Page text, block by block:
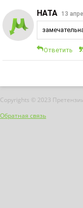
НАТА 13
Ответить
Copyrights © 2023
Обратная связь